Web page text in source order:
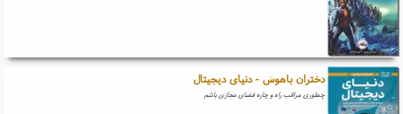
دختران باهوش - دنیای دیجیتال
چطوری مراقب راه و چاره فضای مجازی باشم